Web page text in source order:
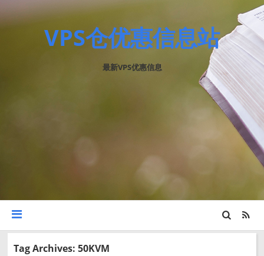
VPS仓优惠信息站
最新VPS优惠信息
Tag Archives: 50KVM